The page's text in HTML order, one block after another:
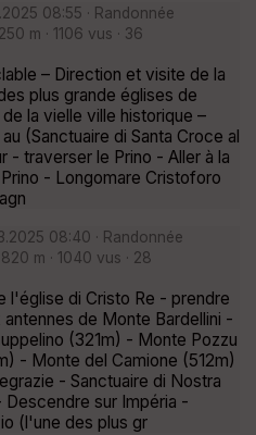
08:55 · Randonnée
m · 1106 vus · 36
– Direction et visite de la
plus grande églises de
la vielle ville historique –
(Sanctuaire di Santa Croce al
- traverser le Prino - Aller à la
- Longomare Cristoforo
08:40 · Randonnée
m · 1040 vus · 28
l'église di Cristo Re - prendre
de Monte Bardellini -
(321m) - Monte Pozzu
- Monte del Camione (512m)
- Sanctuaire di Nostra
sur Impéria -
(l'une des plus gr